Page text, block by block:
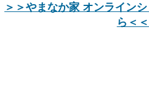
＞＞やまなか家 オンライン
ら＜＜